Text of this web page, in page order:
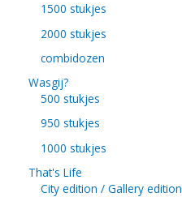
1500 stukjes
2000 stukjes
combidozen
Wasgij?
500 stukjes
950 stukjes
1000 stukjes
That's Life
City edition / Gallery edition